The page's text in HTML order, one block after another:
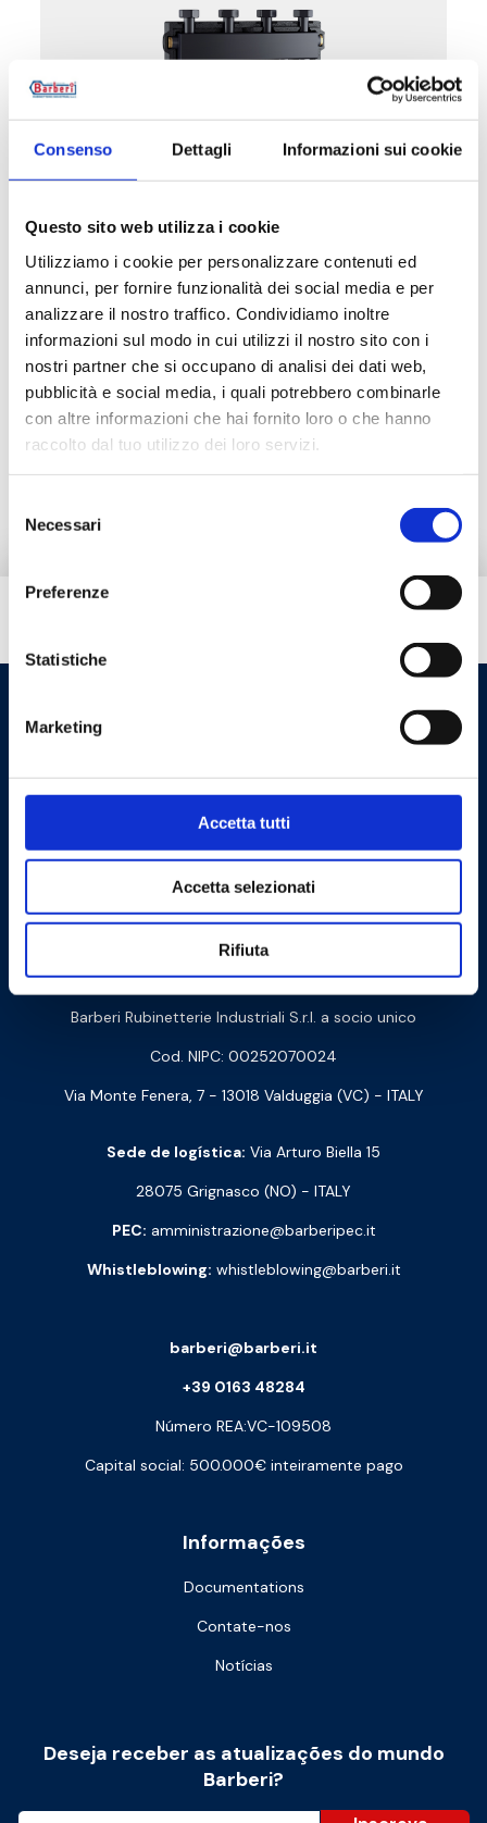
Consenso Dettagli Informazioni sui cookie
Questo sito web utilizza i cookie
Utilizziamo i cookie per personalizzare contenuti ed
annunci, per fornire funzionalità dei social media e per
analizzare il nostro traffico. Condividiamo inoltre
informazioni sul modo in cui utilizzi il nostro sito con i
nostri partner che si occupano di analisi dei dati web,
pubblicità e social media, i quali potrebbero combinarle
con altre informazioni che hai fornito loro o che hanno
raccolto dal tuo utilizzo dei loro servizi.
delNecessari
Preferenze
Statistiche
Marketing
Accetta tutti
Accetta selezionati
Rifiuta
Coletor com separador DN 20
Material: aço.
Temperatura máxima de exercício: 110 °C .
Pressão máxima de exercício: 4 bar
Ir para o produto
Cookie Policy Privacy Policy
Contacte-nos
Barberi Rubinetterie Industriali S.r.l. a socio unico
Cod. NIPC: 00252070024
Via Monte Fenera, 7 - 13018 Valduggia (VC) - ITALY
Sede de logística: Via Arturo Biella 15
28075 Grignasco (NO) - ITALY
PEC: amministrazione@barberipec.it
Whistleblowing: whistleblowing@barberi.it
Informações
Documentations
Contate-nos
Notícias
barberi@barberi.it
+39 0163 48284
Número REA:VC-109508
Capital social: 500.000€ inteiramente pago
Deseja receber as atualizações do mundo
Barberi?